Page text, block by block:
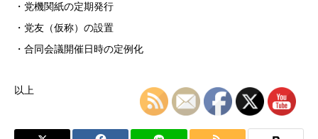
・党機関紙の定期発行
・党友（仮称）の設置
・合同会議開催日時の定例化
以上